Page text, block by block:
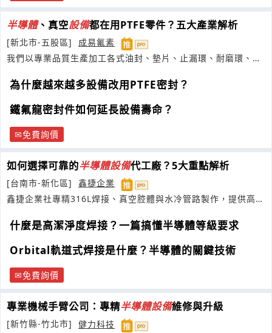
半導體、真空設備都在用PTFE零件？五大產業解析
[新北市-五股區]
成易氟素
我們以專業品質生產加工各式油封、墊片、止漏環、耐磨環、伸
為什麼越來越多設備改用PTFE密封？
鐵氟龍密封件如何延長設備壽命？
免費詢價
如何選擇可靠的半導體設備代工廠？5大重點解析
[台南市-新化區]
鑫捷企業
鑫捷企業社專精316L焊接、真空腔體與水冷管路製作，提供高潔
什麼是高潔淨度焊接？一篇搞懂半導體等級要求
Orbital軌道式焊接是什麼？半導體的關鍵技術
免費詢價
專業機械手臂公司：專精半導體設備維修與升級
[新竹縣-竹北市]
健力科技